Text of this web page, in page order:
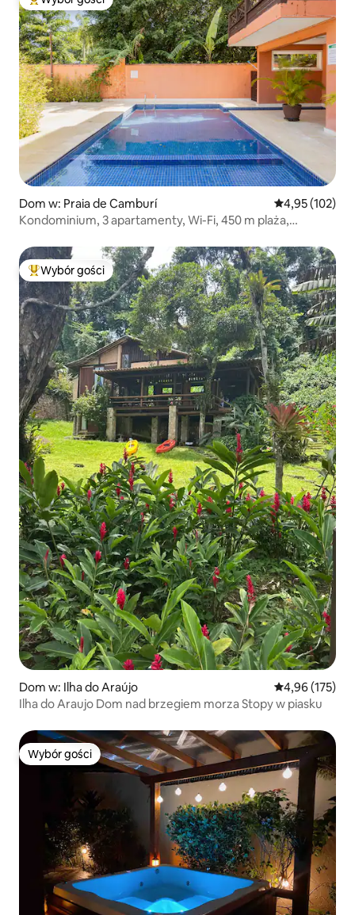
Najpopularniejsze z kategorii Wybór gości
Dom w: Praia de Camburí Średnia
4,95 (102)
Kondominium, 3 apartamenty, Wi-Fi, 450 m plaża,
Najpopularniejsze z kategorii Wybór gości
Wybór gości
Dom w: Ilha do Araújo Średnia
4,96 (175)
Ilha do Araujo Dom nad brzegiem morza Stopy w piasku
Wybór gości
Wybór gości